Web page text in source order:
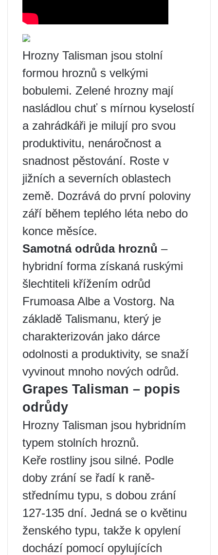
Hrozny Talisman jsou stolní
formou hroznů s velkými
bobulemi. Zelené hrozny mají
nasládlou chuť s mírnou kyselostí
a zahrádkáři je milují pro svou
produktivitu, nenáročnost a
snadnost pěstování. Roste v
jižních a severních oblastech
země. Dozrává do první poloviny
září během teplého léta nebo do
konce měsíce.
Samotná odrůda hroznů –
hybridní forma získaná ruskými
šlechtiteli křížením odrůd
Frumoasa Albe a Vostorg. Na
základě Talismanu, který je
charakterizován jako dárce
odolnosti a produktivity, se snaží
vyvinout mnoho nových odrůd.
Grapes Talisman – popis
odrůdy
Hrozny Talisman jsou hybridním
typem stolních hroznů.
Keře rostliny jsou silné. Podle
doby zrání se řadí k raně-
střednímu typu, s dobou zrání
127-135 dní. Jedná se o květinu
ženského typu, takže k opylení
dochází pomocí opylujících